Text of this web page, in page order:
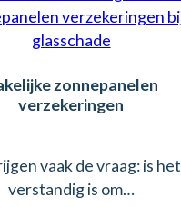
zonnepanelen
verzekeringen
vaak de vraag: is het
verstandig is om…